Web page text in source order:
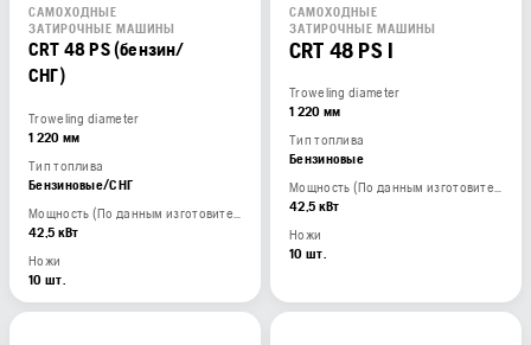
САМОХОДНЫЕ
ЗАТИРОЧНЫЕ МАШИНЫ
CRT 48 PS (бензин/
СНГ)
Troweling diameter
1 220 мм
Тип топлива
Бензиновые/СНГ
Мощность (По данным изготовителя двигателя)
42,5 кВт
Ножи
10 шт.
САМОХОДНЫЕ
ЗАТИРОЧНЫЕ МАШИНЫ
CRT 48 PS I
Troweling diameter
1 220 мм
Тип топлива
Бензиновые
Мощность (По данным изготовителя двигателя)
42,5 кВт
Ножи
10 шт.